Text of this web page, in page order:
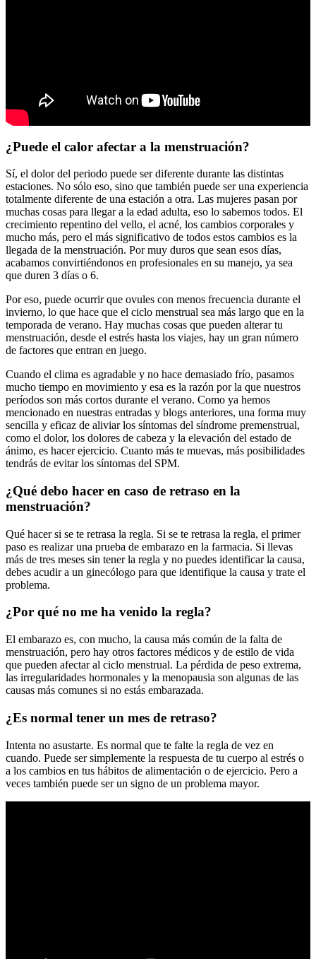
¿Puede el calor afectar a la menstruación?
Sí, el dolor del periodo puede ser diferente durante las distintas
estaciones. No sólo eso, sino que también puede ser una experiencia
totalmente diferente de una estación a otra. Las mujeres pasan por
muchas cosas para llegar a la edad adulta, eso lo sabemos todos. El
crecimiento repentino del vello, el acné, los cambios corporales y
mucho más, pero el más significativo de todos estos cambios es la
llegada de la menstruación. Por muy duros que sean esos días,
acabamos convirtiéndonos en profesionales en su manejo, ya sea
que duren 3 días o 6.
Por eso, puede ocurrir que ovules con menos frecuencia durante el
invierno, lo que hace que el ciclo menstrual sea más largo que en la
temporada de verano. Hay muchas cosas que pueden alterar tu
menstruación, desde el estrés hasta los viajes, hay un gran número
de factores que entran en juego.
Cuando el clima es agradable y no hace demasiado frío, pasamos
mucho tiempo en movimiento y esa es la razón por la que nuestros
períodos son más cortos durante el verano. Como ya hemos
mencionado en nuestras entradas y blogs anteriores, una forma muy
sencilla y eficaz de aliviar los síntomas del síndrome premenstrual,
como el dolor, los dolores de cabeza y la elevación del estado de
ánimo, es hacer ejercicio. Cuanto más te muevas, más posibilidades
tendrás de evitar los síntomas del SPM.
¿Qué debo hacer en caso de retraso en la
menstruación?
Qué hacer si se te retrasa la regla. Si se te retrasa la regla, el primer
paso es realizar una prueba de embarazo en la farmacia. Si llevas
más de tres meses sin tener la regla y no puedes identificar la causa,
debes acudir a un ginecólogo para que identifique la causa y trate el
problema.
¿Por qué no me ha venido la regla?
El embarazo es, con mucho, la causa más común de la falta de
menstruación, pero hay otros factores médicos y de estilo de vida
que pueden afectar al ciclo menstrual. La pérdida de peso extrema,
las irregularidades hormonales y la menopausia son algunas de las
causas más comunes si no estás embarazada.
¿Es normal tener un mes de retraso?
Intenta no asustarte. Es normal que te falte la regla de vez en
cuando. Puede ser simplemente la respuesta de tu cuerpo al estrés o
a los cambios en tus hábitos de alimentación o de ejercicio. Pero a
veces también puede ser un signo de un problema mayor.